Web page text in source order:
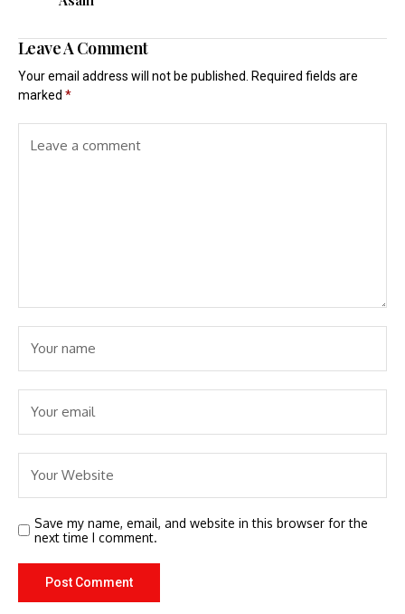
Leave A Comment
Your email address will not be published.
Required fields are
marked *
Save my name, email, and website in this browser for the
next time I comment.